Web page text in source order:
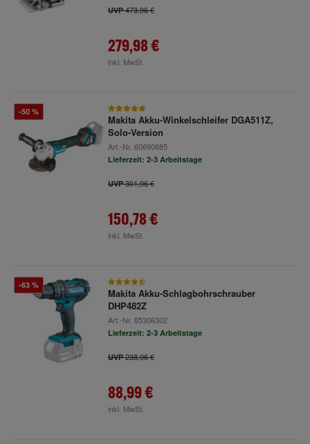
UVP473,96 €
279,98 €
inkl. MwSt.
-50 %
Makita Akku-Winkelschleifer DGA511Z,
Solo-Version
Art.-Nr. 60690685
Lieferzeit: 2-3 Arbeitstage
UVP301,96 €
150,78 €
inkl. MwSt.
-63 %
Makita Akku-Schlagbohrschrauber
DHP482Z
Art.-Nr. 85306302
Lieferzeit: 2-3 Arbeitstage
UVP238,96 €
88,99 €
inkl. MwSt.